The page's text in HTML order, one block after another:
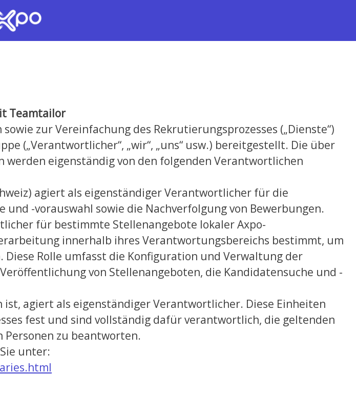
Teamtailor
zur Vereinfachung des Rekrutierungsprozesses („Dienste“)
(„Verantwortlicher“, „wir“, „uns“ usw.) bereitgestellt. Die über
eigenständig von den folgenden Verantwortlichen
agiert als eigenständiger Verantwortlicher für die
-vorauswahl sowie die Nachverfolgung von Bewerbungen.
für bestimmte Stellenangebote lokaler Axpo-
innerhalb ihres Verantwortungsbereichs bestimmt, um
Rolle umfasst die Konfiguration und Verwaltung der
von Stellenangeboten, die Kandidatensuche und -
agiert als eigenständiger Verantwortlicher. Diese Einheiten
fest und sind vollständig dafür verantwortlich, die geltenden
zu beantworten.
unter: